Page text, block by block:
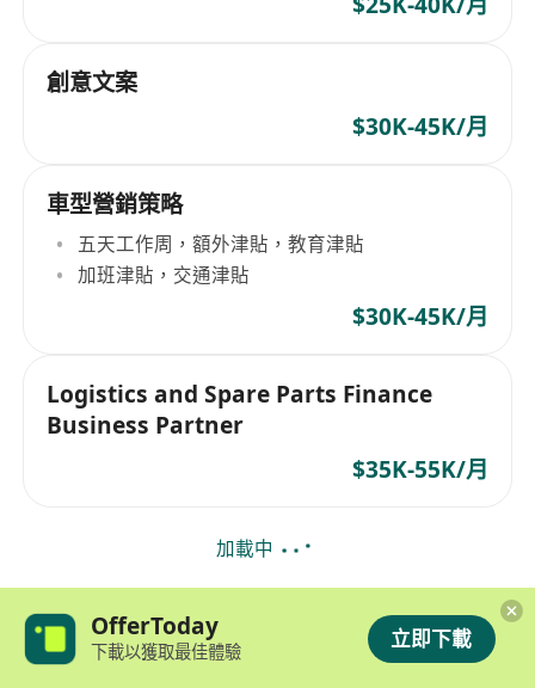
創意文案
$30K-45K/月
車型營銷策略
五天工作周，額外津貼，教育津貼
加班津貼，交通津貼
$30K-45K/月
Logistics and Spare Parts Finance
Business Partner
$35K-55K/月
加載中
OfferToday
下載以獲取最佳體驗 立即下載